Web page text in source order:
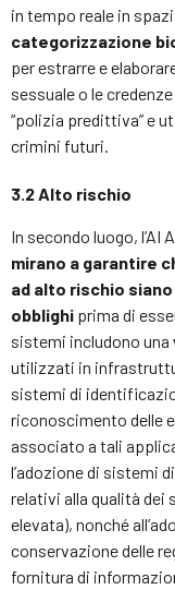
in tempo reale in
categorizzazione
per estrarre e
sessuale o le
“polizia predittiva” e
crimini futuri.
3.2 Alto rischio
In secondo luogo, l’AI
mirano a garantire
ad alto rischio
obblighi prima di
sistemi includono una
utilizzati in
sistemi di
riconoscimento delle
associato a tali
l’adozione di sistemi
relativi alla qualità dei
elevata), nonché
conservazione delle
fornitura di